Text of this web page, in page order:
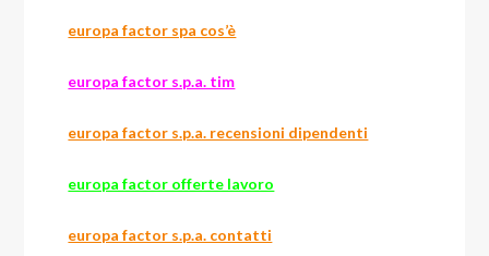
europa factor spa cos’è
europa factor s.p.a. tim
europa factor s.p.a. recensioni dipendenti
europa factor offerte lavoro
europa factor s.p.a. contatti